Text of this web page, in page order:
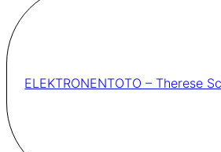
ELEKTRONENTOTO – Therese